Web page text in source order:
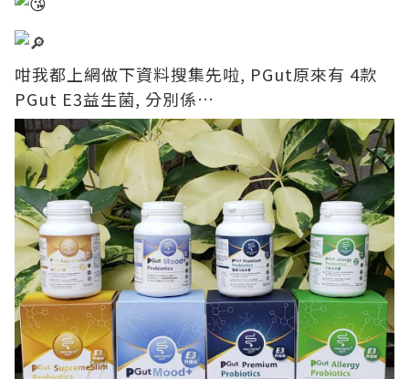
咁我都上網做下資料搜集先啦, PGut原來有 4款
PGut E3益生菌, 分別係…